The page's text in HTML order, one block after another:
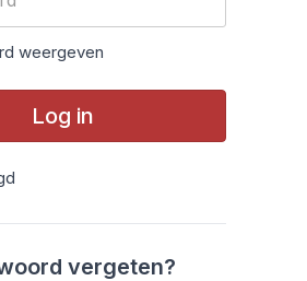
weergeven
Log in
vergeten?